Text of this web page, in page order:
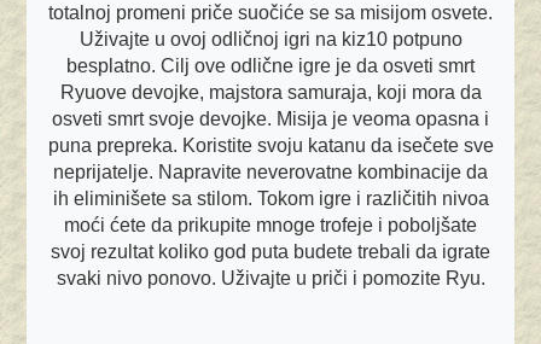
totalnoj promeni priče suočiće se sa misijom osvete.
Uživajte u ovoj odličnoj igri na kiz10 potpuno
besplatno. Cilj ove odlične igre je da osveti smrt
Ryuove devojke, majstora samuraja, koji mora da
osveti smrt svoje devojke. Misija je veoma opasna i
puna prepreka. Koristite svoju katanu da isečete sve
neprijatelje. Napravite neverovatne kombinacije da
ih eliminišete sa stilom. Tokom igre i različitih nivoa
moći ćete da prikupite mnoge trofeje i poboljšate
svoj rezultat koliko god puta budete trebali da igrate
svaki nivo ponovo. Uživajte u priči i pomozite Ryu.